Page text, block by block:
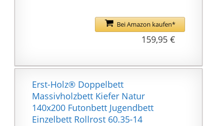
sorgt eine LED
Beleuchtung, deren
Helligkeit und Farbe Sie
Fernbedienung
einstellen können.
Lattenrost: Ein aus Holz
gefertigter Lattenrost
mit freitragender
Bei Amazon kaufen*
159,95 €
Erst-Holz® Doppelbett
Massivholzbett Kiefer Natur
140x200 Futonbett Jugendbett
Einzelbett Rollrost 60.35-14